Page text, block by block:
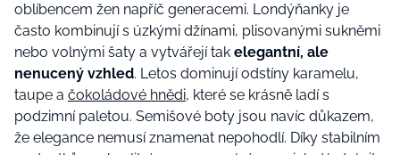
oblíbencem žen napříč generacemi. Londýňanky je
často kombinují s úzkými džínami, plisovanými sukněmi
nebo volnými šaty a vytvářejí tak elegantní, ale
nenucený vzhled. Letos dominují odstíny karamelu,
taupe a čokoládové hnědi, které se krásně ladí s
podzimní paletou. Semišové boty jsou navíc důkazem,
že elegance nemusí znamenat nepohodlí. Díky stabilním